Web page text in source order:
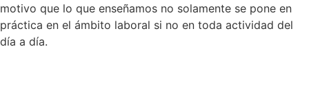
motivo que lo que enseñamos no solamente se pone en
práctica en el ámbito laboral si no en toda actividad del
día a día.